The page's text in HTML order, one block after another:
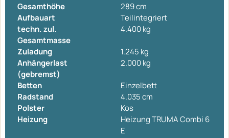
Gesamthöhe
289 cm
Aufbauart
Teilintegriert
techn. zul.
Gesamtmasse
4.400 kg
Zuladung
1.245 kg
Anhängerlast
(gebremst)
2.000 kg
Betten
Einzelbett
Radstand
4.035 cm
Polster
Kos
Heizung
Heizung TRUMA Combi 6
E